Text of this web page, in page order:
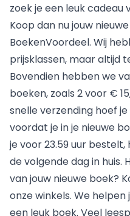
zoek je een leuk
Koop dan nu jouw
BoekenVoordeel. Wij
prijsklassen, maar altijd
Bovendien hebben we
boeken, zoals 2 voor €
snelle verzending hoef
voordat je in je nieuwe
je voor 23.59 uur
de volgende dag in
van jouw nieuwe boek?
onzewinkels. We
een leuk boek. Veel